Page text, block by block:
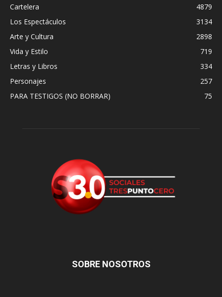
Cartelera
4879
Los Espectáculos
3134
Arte y Cultura
2898
Vida y Estilo
719
Letras y Libros
334
Personajes
257
PARA TESTIGOS (NO BORRAR)
75
SOBRE NOSOTROS